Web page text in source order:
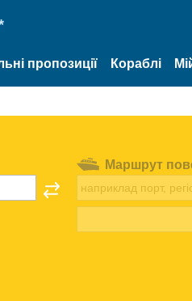
пропозиції Кораблі
Маршрут